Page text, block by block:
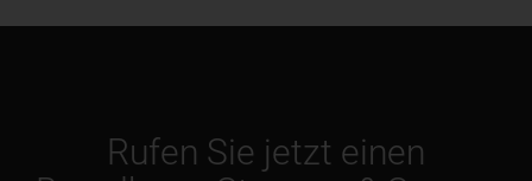
Rufen Sie jetzt einen